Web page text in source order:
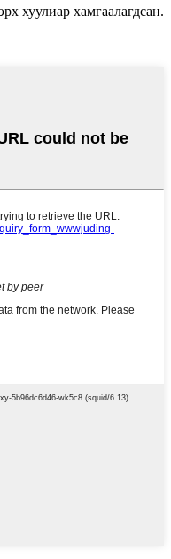
хуулиар хамгаалагдсан.